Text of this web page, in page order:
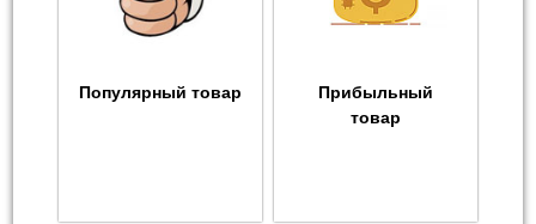
Популярный товар
Прибыльный
товар